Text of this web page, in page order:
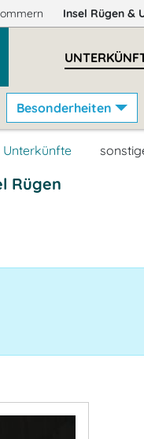
Insel Rügen &
Besonderheiten
Unterkünfte
Rügen